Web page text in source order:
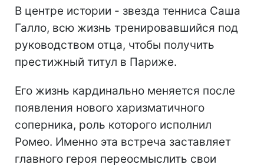
В центре истории - звезда тенниса Саша
Галло, всю жизнь тренировавшийся под
руководством отца, чтобы получить
престижный титул в Париже.
Его жизнь кардинально меняется после
появления нового харизматичного
соперника, роль которого исполнил
Ромео. Именно эта встреча заставляет
главного героя переосмыслить свои